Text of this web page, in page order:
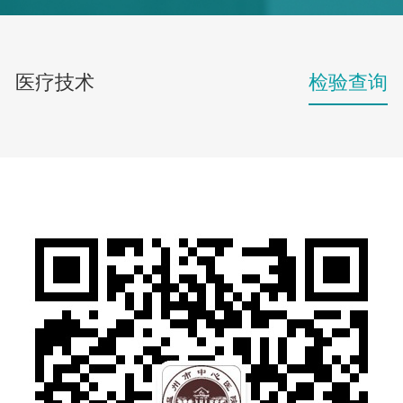
医疗技术 检验查询